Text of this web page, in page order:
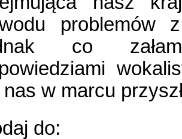
co
nas w marcu
do: